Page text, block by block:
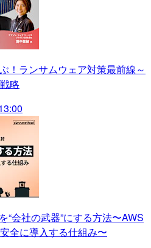
！ランサムウェア対策最前線～
略
“会社の武器”にする方法〜AWS
全に導入する仕組み〜